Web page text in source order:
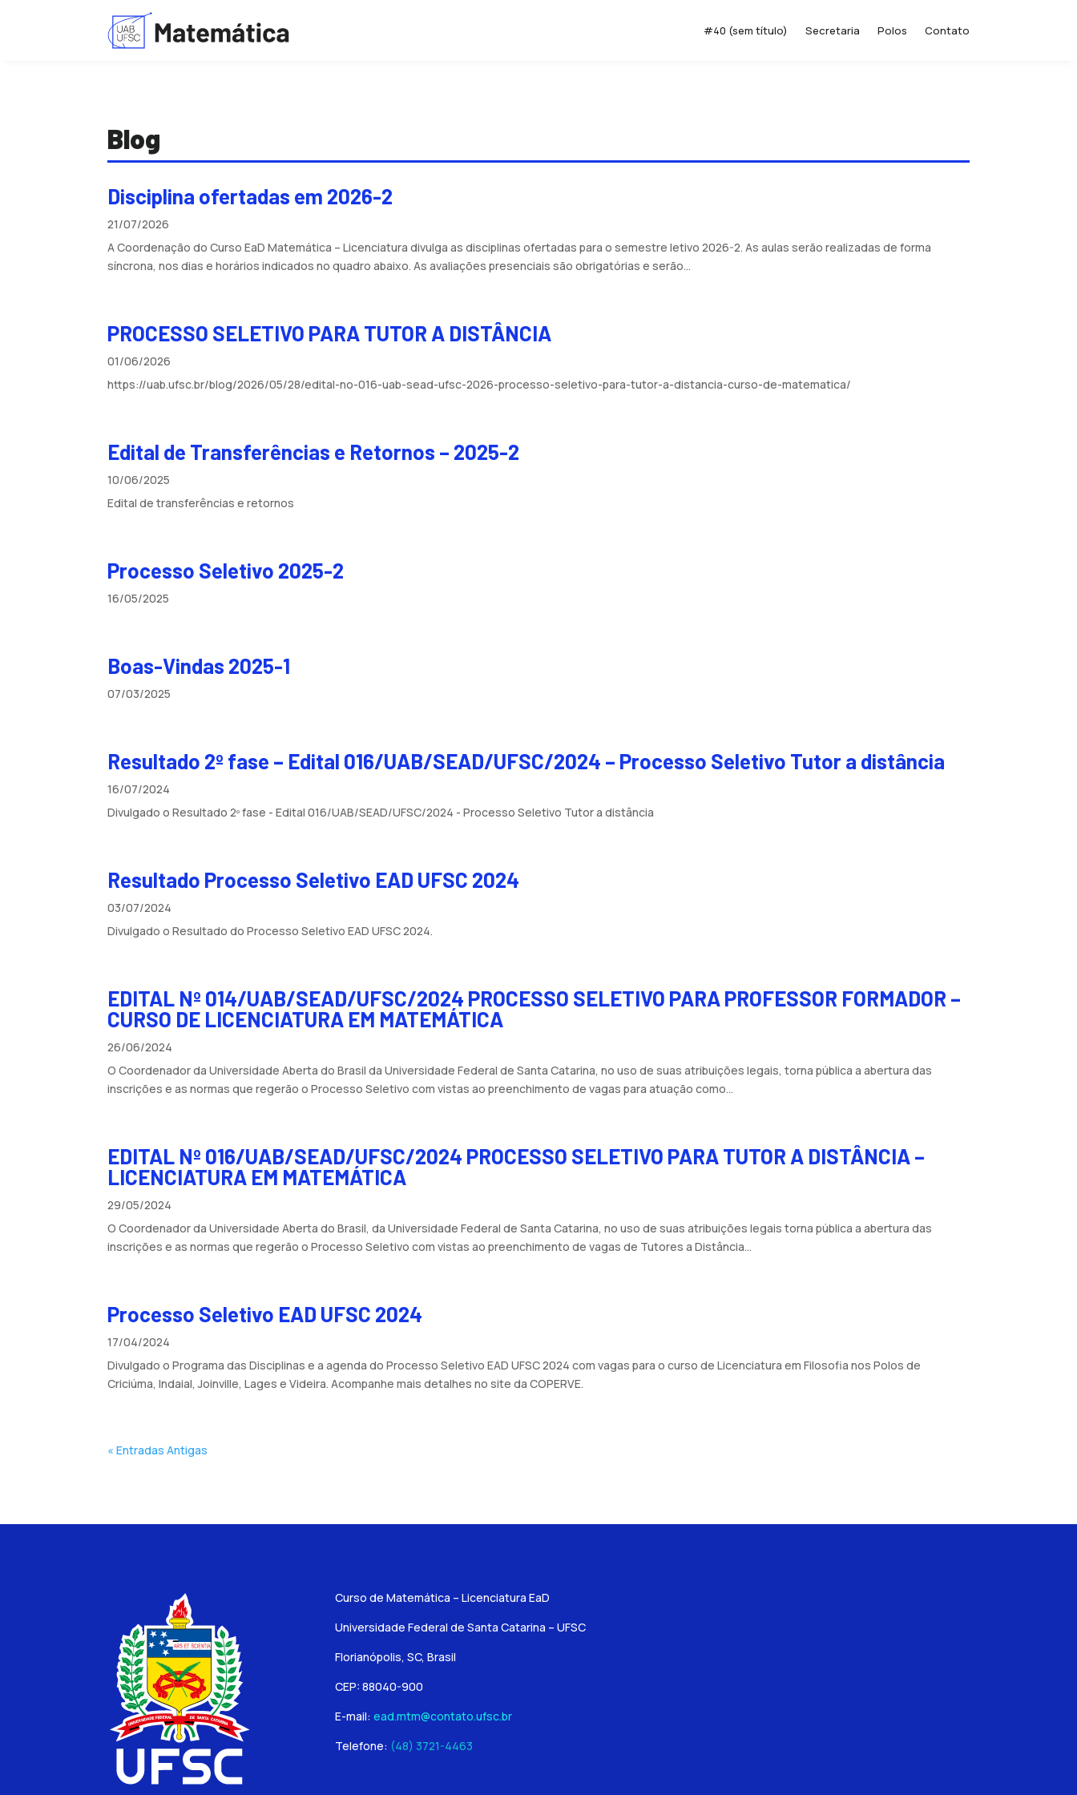
#40 (sem título) Secretaria Polos Contato
Blog
Disciplina ofertadas em 2026-2
21/07/2026
A Coordenação do Curso EaD Matemática – Licenciatura divulga as disciplinas ofertadas para o semestre letivo 2026-2. As aulas serão realizadas de forma
síncrona, nos dias e horários indicados no quadro abaixo. As avaliações presenciais são obrigatórias e serão...
PROCESSO SELETIVO PARA TUTOR A DISTÂNCIA
01/06/2026
https://uab.ufsc.br/blog/2026/05/28/edital-no-016-uab-sead-ufsc-2026-processo-seletivo-para-tutor-a-distancia-curso-de-matematica/
Edital de Transferências e Retornos – 2025-2
10/06/2025
Edital de transferências e retornos
Processo Seletivo 2025-2
16/05/2025
Boas-Vindas 2025-1
07/03/2025
Resultado 2º fase – Edital 016/UAB/SEAD/UFSC/2024 – Processo Seletivo Tutor a distância
16/07/2024
Divulgado o Resultado 2º fase - Edital 016/UAB/SEAD/UFSC/2024 - Processo Seletivo Tutor a distância
Resultado Processo Seletivo EAD UFSC 2024
03/07/2024
Divulgado o Resultado do Processo Seletivo EAD UFSC 2024.
EDITAL Nº 014/UAB/SEAD/UFSC/2024 PROCESSO SELETIVO PARA PROFESSOR FORMADOR –
CURSO DE LICENCIATURA EM MATEMÁTICA
26/06/2024
O Coordenador da Universidade Aberta do Brasil da Universidade Federal de Santa Catarina, no uso de suas atribuições legais, torna pública a abertura das
inscrições e as normas que regerão o Processo Seletivo com vistas ao preenchimento de vagas para atuação como...
EDITAL Nº 016/UAB/SEAD/UFSC/2024 PROCESSO SELETIVO PARA TUTOR A DISTÂNCIA –
LICENCIATURA EM MATEMÁTICA
29/05/2024
O Coordenador da Universidade Aberta do Brasil, da Universidade Federal de Santa Catarina, no uso de suas atribuições legais torna pública a abertura das
inscrições e as normas que regerão o Processo Seletivo com vistas ao preenchimento de vagas de Tutores a Distância...
Processo Seletivo EAD UFSC 2024
17/04/2024
Divulgado o Programa das Disciplinas e a agenda do Processo Seletivo EAD UFSC 2024 com vagas para o curso de Licenciatura em Filosofia nos Polos de
Criciúma, Indaial, Joinville, Lages e Videira. Acompanhe mais detalhes no site da COPERVE.
« Entradas Antigas
Curso de Matemática – Licenciatura EaD
Universidade Federal de Santa Catarina – UFSC
Florianópolis, SC, Brasil
CEP: 88040-900
E-mail: ead.mtm@contato.ufsc.br
Telefone: (48) 3721-4463